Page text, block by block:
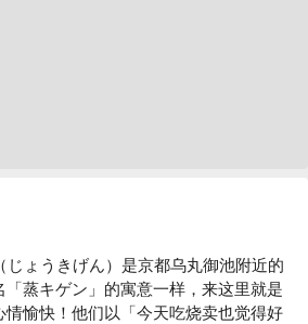
じょうきげん）是京都乌丸御池附近的
「蒸キゲン」的寓意一样，来这里就是
愉快！他们以「今天吃烧卖也觉得好